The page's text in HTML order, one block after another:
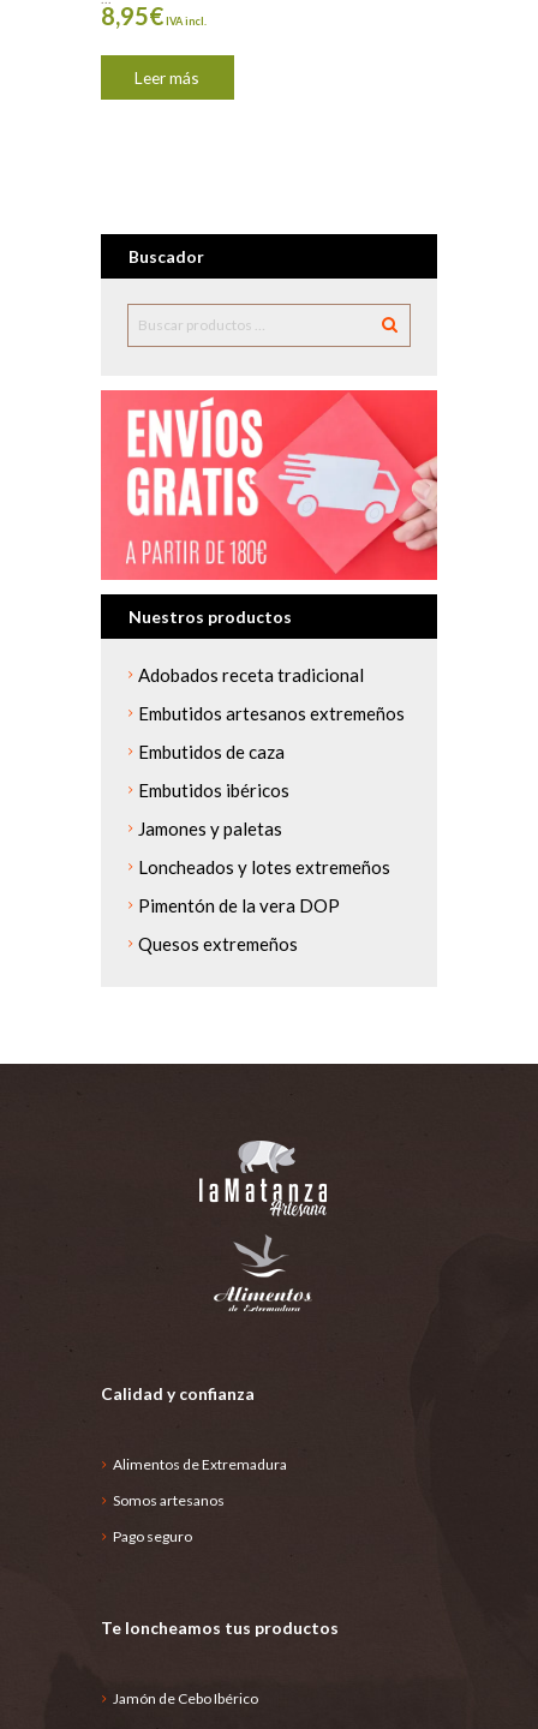
8,95€IVA incl.
Leer más
Buscador
Nuestros productos
Adobados receta tradicional
Embutidos artesanos extremeños
Embutidos de caza
Embutidos ibéricos
Jamones y paletas
Loncheados y lotes extremeños
Pimentón de la vera DOP
Quesos extremeños
Calidad y confianza
Alimentos de Extremadura
Somos artesanos
Pago seguro
Te loncheamos tus productos
Jamón de Cebo Ibérico